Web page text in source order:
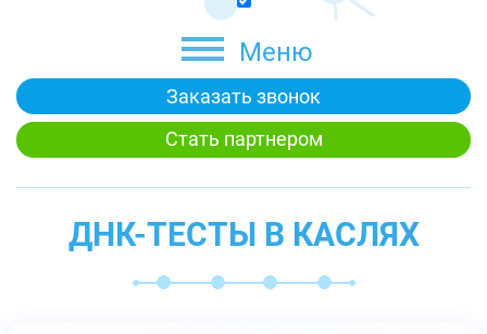
Меню
Заказать звонок
Стать партнером
ДНК-ТЕСТЫ В КАСЛЯХ